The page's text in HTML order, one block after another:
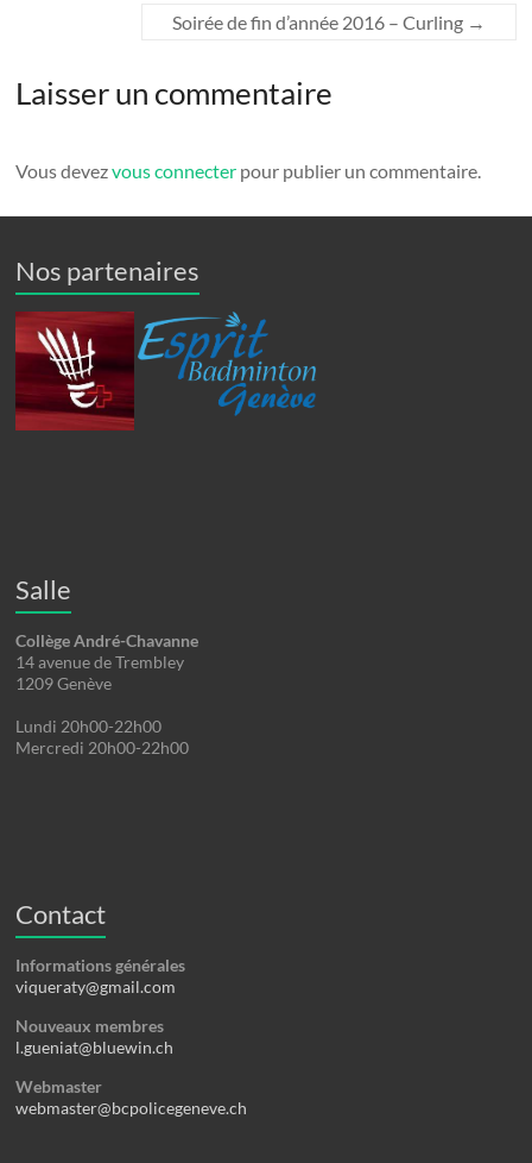
Soirée de fin d’année 2016 – Curling →
Laisser un commentaire
Vous devezvous connecter pour publier un commentaire.
Nos partenaires
Salle
Collège André-Chavanne
14 avenue de Trembley
1209 Genève
Lundi 20h00-22h00
Mercredi 20h00-22h00
Contact
Informations générales
viqueraty@gmail.com
Nouveaux membres
l.gueniat@bluewin.ch
Webmaster
webmaster@bcpolicegeneve.ch